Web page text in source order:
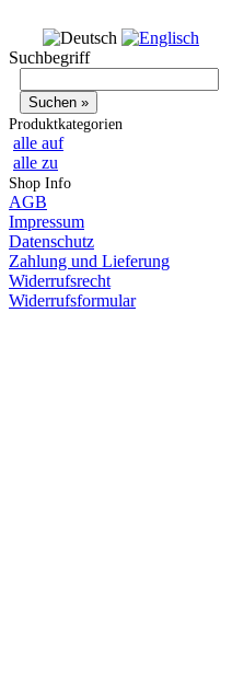
Suchbegriff
Produktkategorien
alle auf
alle zu
Shop Info
AGB
Impressum
Datenschutz
Zahlung und Lieferung
Widerrufsrecht
Widerrufsformular